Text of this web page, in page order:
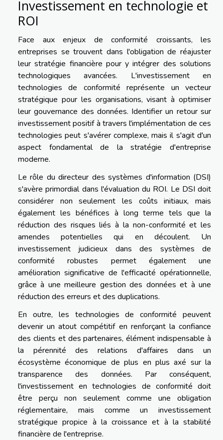
Investissement en technologie et
ROI
Face aux enjeux de conformité croissants, les
entreprises se trouvent dans l'obligation de réajuster
leur stratégie financière pour y intégrer des solutions
technologiques avancées. L'investissement en
technologies de conformité représente un vecteur
stratégique pour les organisations, visant à optimiser
leur gouvernance des données. Identifier un retour sur
investissement positif à travers l'implémentation de ces
technologies peut s'avérer complexe, mais il s'agit d'un
aspect fondamental de la stratégie d'entreprise
moderne.
Le rôle du directeur des systèmes d'information (DSI)
s'avère primordial dans l'évaluation du ROI. Le DSI doit
considérer non seulement les coûts initiaux, mais
également les bénéfices à long terme tels que la
réduction des risques liés à la non-conformité et les
amendes potentielles qui en découlent. Un
investissement judicieux dans des systèmes de
conformité robustes permet également une
amélioration significative de l'efficacité opérationnelle,
grâce à une meilleure gestion des données et à une
réduction des erreurs et des duplications.
En outre, les technologies de conformité peuvent
devenir un atout compétitif en renforçant la confiance
des clients et des partenaires, élément indispensable à
la pérennité des relations d'affaires dans un
écosystème économique de plus en plus axé sur la
transparence des données. Par conséquent,
l'investissement en technologies de conformité doit
être perçu non seulement comme une obligation
réglementaire, mais comme un investissement
stratégique propice à la croissance et à la stabilité
financière de l'entreprise.